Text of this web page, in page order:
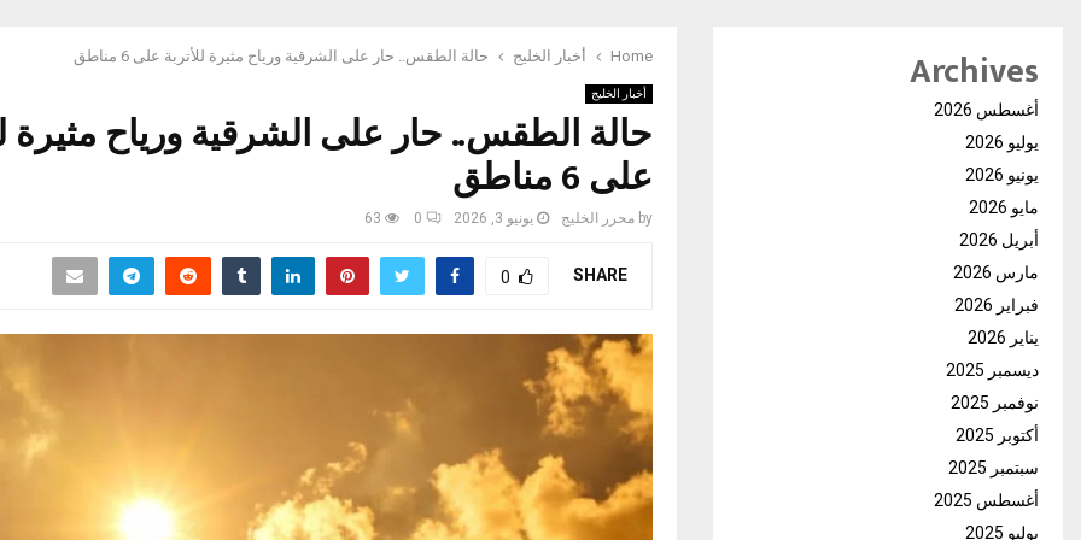
Home أخبار الخليج حالة الطقس.. حار على الشرقية ورياح مثيرة للأتربة على 6 مناطق
أخبار الخليج
حالة الطقس.. حار على الشرقية ورياح مثيرة
على 6 مناطق
by محرر الخليج يونيو 3, 2026 0
63
SHARE
0
Archives
أغسطس 2026
يوليو 2026
يونيو 2026
مايو 2026
أبريل 2026
مارس 2026
فبراير 2026
يناير 2026
ديسمبر 2025
نوفمبر 2025
أكتوبر 2025
سبتمبر 2025
أغسطس 2025
يوليو 2025